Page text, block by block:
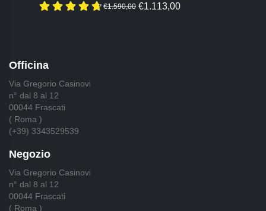
€1.113,00
€1.590,00
Officina
Via Gregorio Casinovi
n° dal 8 al 12
00044 Frascati
( Roma )
(+39) 3343529539
Negozio
Via Gregorio Casinovi
n° dal 8 al 12
00044 Frascati
( Roma )